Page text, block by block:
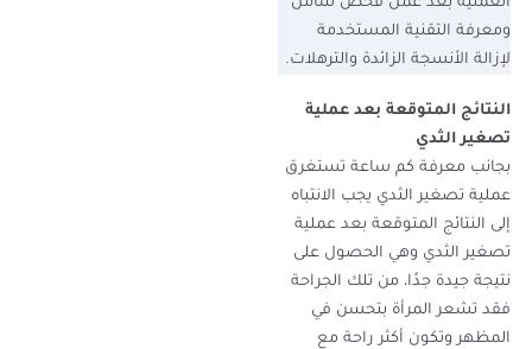
العملية بعد عمل فحص شامل
ومعرفة التقنية المستخدمة
لإزالة الأنسجة الزائدة والترهلات.
النتائج المتوقعة بعد عملية
تصغير الثدي
بجانب معرفة كم ساعة تستغرق
عملية تصغير الثدي يجب الانتباه
إلى النتائج المتوقعة بعد عملية
تصغير الثدي وهي الحصول على
نتيجة جيدة جدًا، من تلك الجراحة
فقد تشعر المرأة بتحسن في
المظهر وتكون أكثر راحة مع